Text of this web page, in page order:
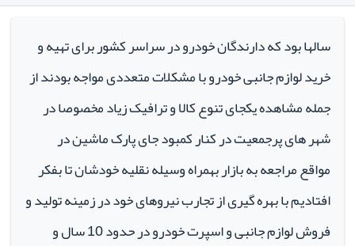
سالها بود که دارندگان خودرو در سراسر کشور برای تهیه و
خرید لوازم جانبی خودرو با مشکلات متعددی مواجه بودند از
جمله مشاهده یکجای تنوع کالا و ترافیک زیاد مخصوصا در
شهر های پرجمعیت در کنار کمبود جای پارک ماشین در
مواقع مراجعه به بازار بهمراه وسیله نقلیه خودشان تا بفکر
افتادیم با بهره گیری از تجارب نیروهای خود در زمینه تولید و
فروش لوازم جانبی و اسپرت خودرو در حدود 10 سال و